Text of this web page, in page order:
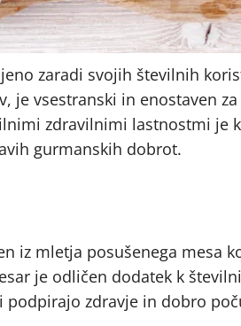
zaradi svojih številnih
je vsestranski in enostaven
zdravilnimi lastnostmi je
gurmanskih dobrot.
iz mletja posušenega mesa
je odličen dodatek k
zdravje in dobro